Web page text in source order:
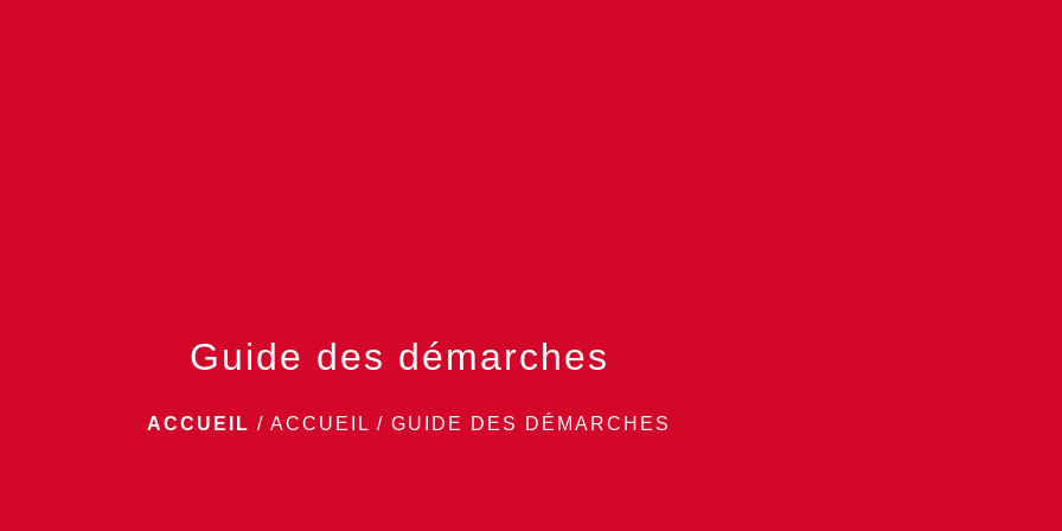
Guide des démarches
ACCUEIL / ACCUEIL / GUIDE DES DÉMARCHES